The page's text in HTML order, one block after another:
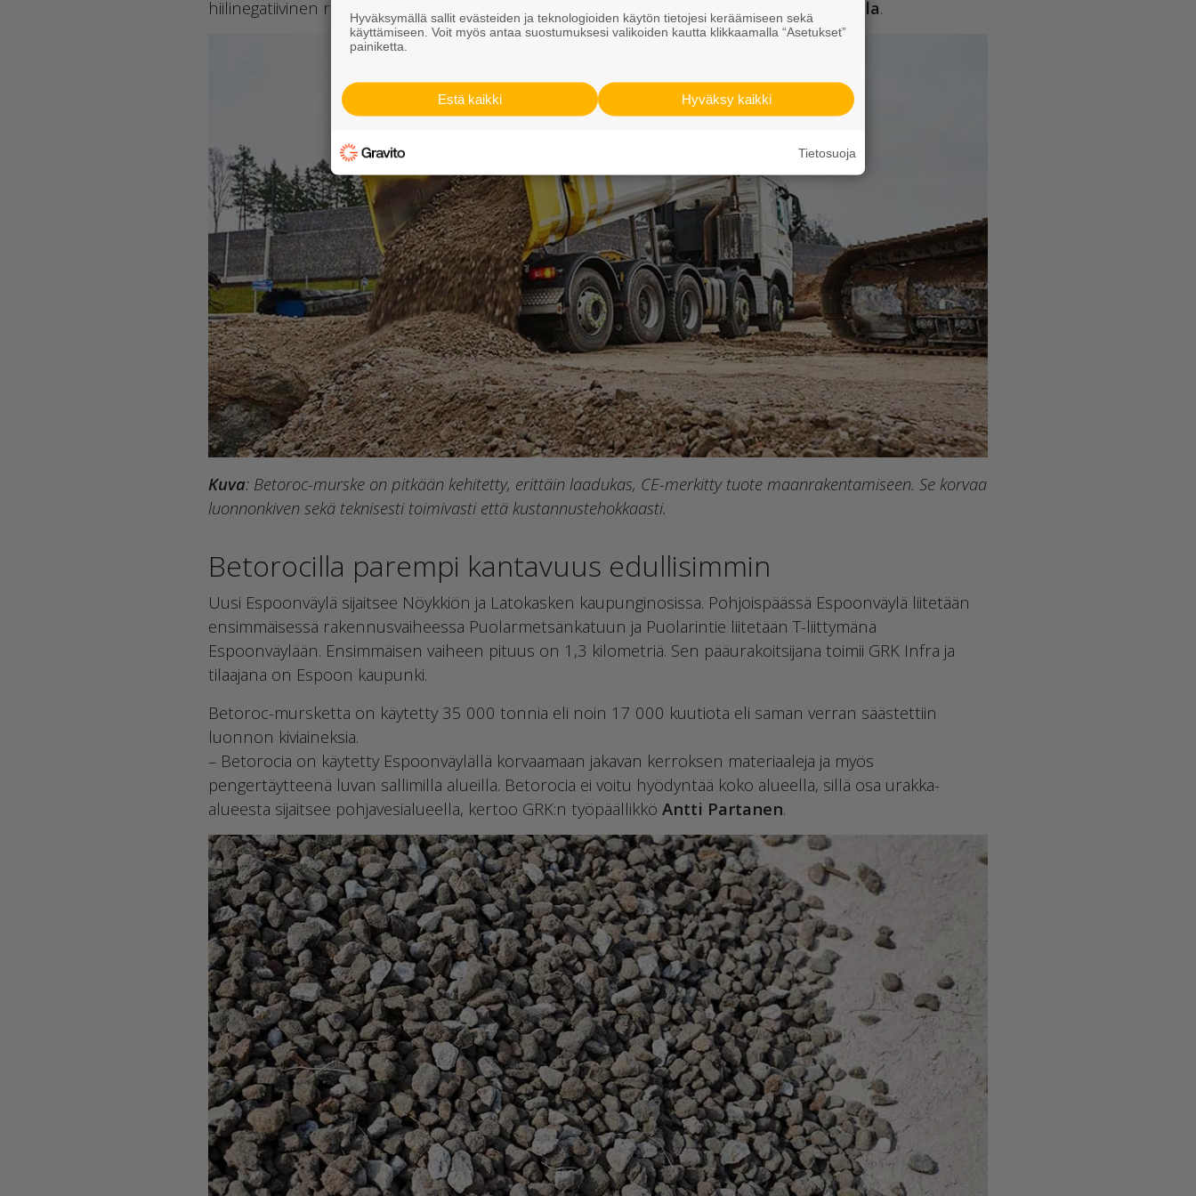
hiilinegatiivinen rakennusmateriaali, toteaa Rudus Kierrätyksen tuotepäällikkö
Jussi Ukkola.
Kuva: Betoroc-murske on pitkään kehitetty, erittäin laadukas, CE-merkitty tuote maanrakentamiseen. Se korvaa
luonnonkiven sekä teknisesti toimivasti että kustannustehokkaasti.
Betorocilla parempi kantavuus edullisimmin
Uusi Espoonväylä sijaitsee Nöykkiön ja Latokasken kaupunginosissa. Pohjoispäässä Espoonväylä liitetään
ensimmäisessä rakennusvaiheessa Puolarmetsänkatuun ja Puolarintie liitetään T-liittymänä
Espoonväylään. Ensimmäisen vaiheen pituus on 1,3 kilometriä. Sen pääurakoitsijana toimii GRK Infra ja
tilaajana on Espoon kaupunki.
Betoroc-mursketta on käytetty 35 000 tonnia eli noin 17 000 kuutiota eli saman verran säästettiin
luonnon kiviaineksia.
– Betorocia on käytetty Espoonväylällä korvaamaan jakavan kerroksen materiaaleja ja myös
pengertäytteenä luvan sallimilla alueilla. Betorocia ei voitu hyödyntää koko alueella, sillä osa urakka-
alueesta sijaitsee pohjavesialueella, kertoo GRK:n työpäällikkö Antti Partanen.
Hyväksymällä sallit evästeiden ja teknologioiden käytön tietojesi keräämiseen sekä
käyttämiseen. Voit myös antaa suostumuksesi valikoiden kautta klikkaamalla “Asetukset”
painiketta.
Hyväksy kaikki
Estä kaikki
Tietosuoja